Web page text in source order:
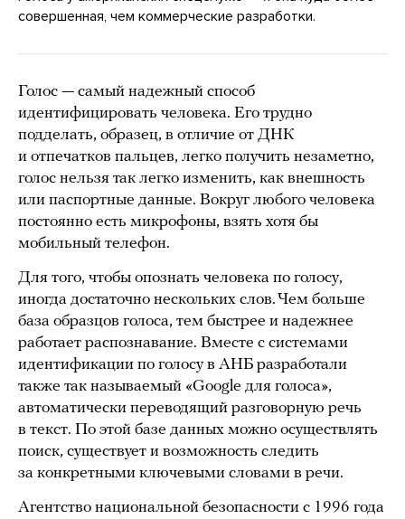
совершенная, чем коммерческие разработки.
Голос — самый надежный способ
идентифицировать человека. Его трудно
подделать, образец, в отличие от ДНК
и отпечатков пальцев, легко получить незаметно,
голос нельзя так легко изменить, как внешность
или паспортные данные. Вокруг любого человека
постоянно есть микрофоны, взять хотя бы
мобильный телефон.
Для того, чтобы опознать человека по голосу,
иногда достаточно нескольких слов. Чем больше
база образцов голоса, тем быстрее и надежнее
работает распознавание. Вместе с системами
идентификации по голосу в АНБ разработали
также так называемый «Google для голоса»,
автоматически переводящий разговорную речь
в текст. По этой базе данных можно осуществлять
поиск, существует и возможность следить
за конкретными ключевыми словами в речи.
Агентство национальной безопасности с 1996 года